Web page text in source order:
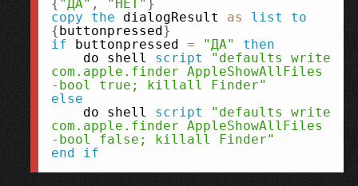
{ "ДА" , "НЕТ" }
copy
the dialogResult as list
to
{buttonpressed}
if buttonpressed = "ДА"
then
    do shell
script
"defaults write
com.apple.finder AppleShowAllFiles
-bool true; killall Finder"
else
    do shell
script
"defaults write
com.apple.finder AppleShowAllFiles
-bool false; killall Finder"
end
if